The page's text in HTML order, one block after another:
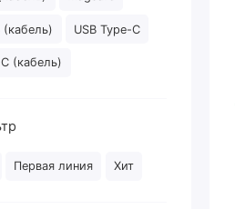
(кабель) USB Type-C
(кабель)
Первая линия Хит